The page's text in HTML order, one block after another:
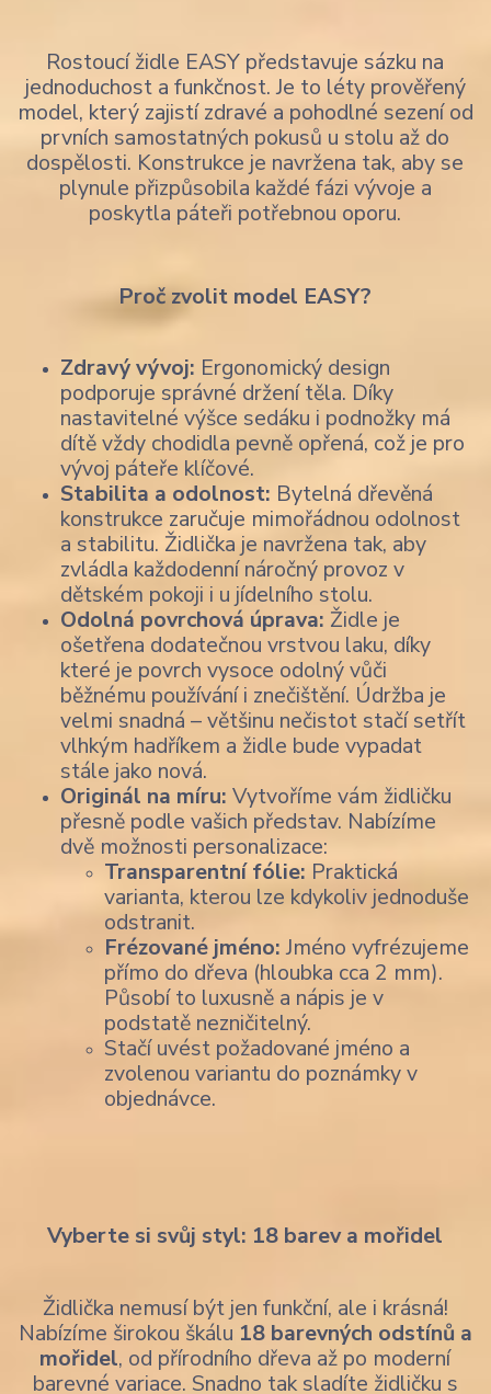
Rostoucí židle EASY představuje sázku na
jednoduchost a funkčnost. Je to léty prověřený
model, který zajistí zdravé a pohodlné sezení od
prvních samostatných pokusů u stolu až do
dospělosti. Konstrukce je navržena tak, aby se
plynule přizpůsobila každé fázi vývoje a
poskytla páteři potřebnou oporu.
Proč zvolit model EASY?
Zdravý vývoj: Ergonomický design
podporuje správné držení těla. Díky
nastavitelné výšce sedáku i podnožky má
dítě vždy chodidla pevně opřená, což je pro
vývoj páteře klíčové.
Stabilita a odolnost: Bytelná dřevěná
konstrukce zaručuje mimořádnou odolnost
a stabilitu. Židlička je navržena tak, aby
zvládla každodenní náročný provoz v
dětském pokoji i u jídelního stolu.
Odolná povrchová úprava: Židle je
ošetřena dodatečnou vrstvou laku, díky
které je povrch vysoce odolný vůči
běžnému používání i znečištění. Údržba je
velmi snadná – většinu nečistot stačí setřít
vlhkým hadříkem a židle bude vypadat
stále jako nová.
Originál na míru: Vytvoříme vám židličku
přesně podle vašich představ. Nabízíme
dvě možnosti personalizace:
Transparentní fólie: Praktická
varianta, kterou lze kdykoliv jednoduše
odstranit.
Frézované jméno:Jméno vyfrézujeme
přímo do dřeva (hloubka cca 2 mm).
Působí to luxusně a nápis je v
podstatě nezničitelný.
Stačí uvést požadované jméno a
zvolenou variantu do poznámky v
objednávce.
Vyberte si svůj styl: 18 barev a mořidel
Židlička nemusí být jen funkční, ale i krásná!
Nabízíme širokou škálu 18 barevných odstínů a
mořidel, od přírodního dřeva až po moderní
barevné variace. Snadno tak sladíte židličku s